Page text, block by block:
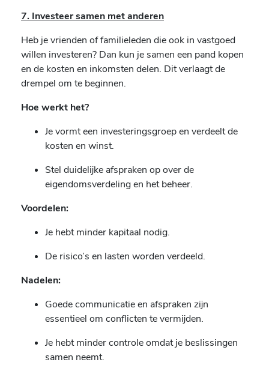
7. Investeer samen met anderen
Heb je vrienden of familieleden die ook in vastgoed
willen investeren? Dan kun je samen een pand kopen
en de kosten en inkomsten delen. Dit verlaagt de
drempel om te beginnen.
Hoe werkt het?
Je vormt een investeringsgroep en verdeelt de
kosten en winst.
Stel duidelijke afspraken op over de
eigendomsverdeling en het beheer.
Voordelen:
Je hebt minder kapitaal nodig.
De risico’s en lasten worden verdeeld.
Nadelen:
Goede communicatie en afspraken zijn
essentieel om conflicten te vermijden.
Je hebt minder controle omdat je beslissingen
samen neemt.